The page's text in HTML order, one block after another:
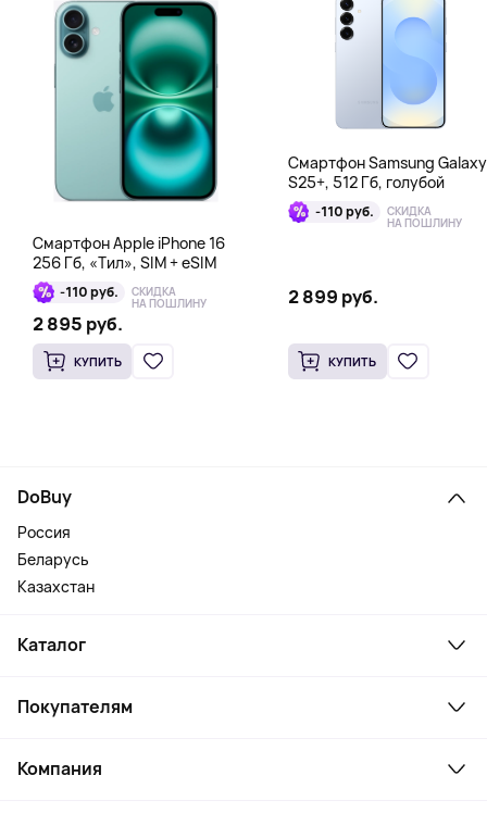
Смартфон Apple iPhone 16
256 Гб, «Тил», SIM + eSIM
-110 руб. СКИДКА
НА ПОШЛИНУ
2 895 руб.
КУПИТЬ
Смартфон Samsung Galaxy
S25+, 512 Гб, голубой
-110 руб. СКИДКА
НА ПОШЛИНУ
2 899 руб.
КУПИТЬ
DoBuy
Россия
Беларусь
Казахстан
Каталог
Ноутбуки, мониторы, VR
Косметика и уход
Покупателям
Как заказать
Компания